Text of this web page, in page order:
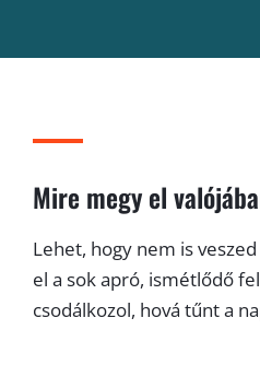
Mire megy el
Lehet, hogy nem is
el a sok apró, ismétlődő
csodálkozol, hová tűnt a